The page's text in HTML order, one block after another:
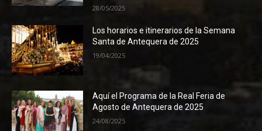
28/05/2025
Los horarios e itinerarios de la Semana
Santa de Antequera de 2025
19/04/2025
Aquí el Programa de la Real Feria de
Agosto de Antequera de 2025
24/08/2025